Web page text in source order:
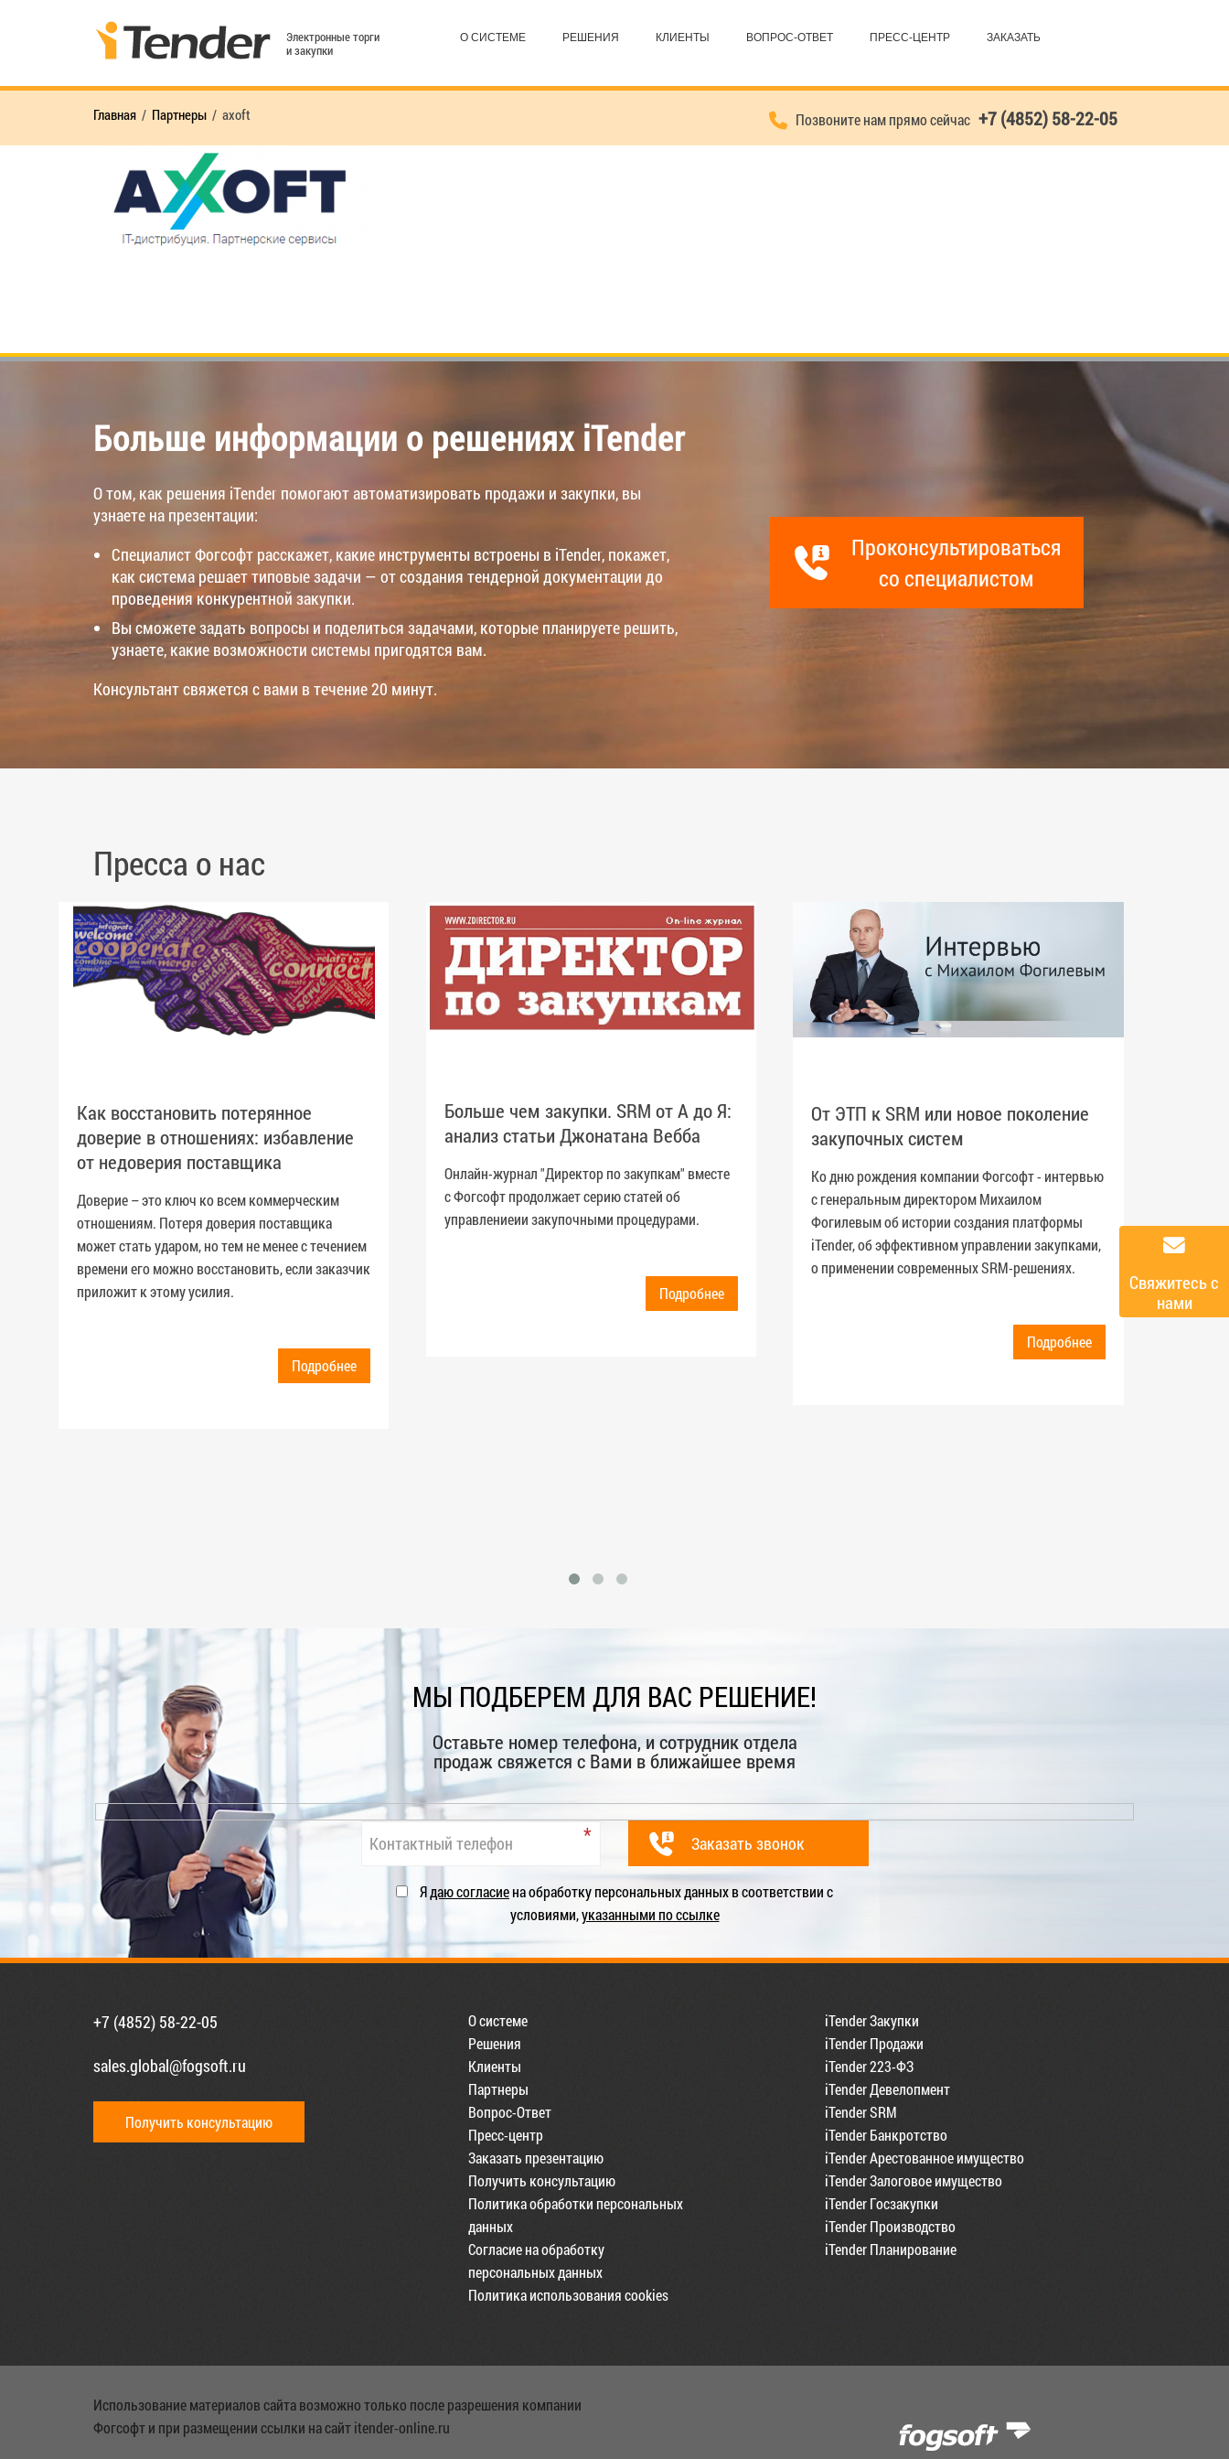
Электронные торги
и закупки
О СИСТЕМЕ РЕШЕНИЯ КЛИЕНТЫ ВОПРОС-ОТВЕТ ПРЕСС-ЦЕНТР ЗАКАЗАТЬ
Главная Партнеры axoft Позвоните нам прямо сейчас +7 (4852) 58-22-05
Cвяжитесь с
нами
Больше информации о решениях iTender
О том, как решения iTender помогают автоматизировать продажи и закупки, вы
узнаете на презентации:
Специалист Фогсофт расскажет, какие инструменты встроены в iTender, покажет,
как система решает типовые задачи — от создания тендерной документации до
проведения конкурентной закупки.
Вы сможете задать вопросы и поделиться задачами, которые планируете решить,
узнаете, какие возможности системы пригодятся вам.
Консультант свяжется с вами в течение 20 минут.
Проконсультироваться
со специалистом
Пресса о нас
Как восстановить потерянное
доверие в отношениях: избавление
от недоверия поставщика
Доверие – это ключ ко всем коммерческим
отношениям. Потеря доверия поставщика
может стать ударом, но тем не менее с течением
времени его можно восстановить, если заказчик
приложит к этому усилия.
Подробнее
Больше чем закупки. SRM от А до Я:
анализ статьи Джонатана Вебба
Онлайн-журнал "Директор по закупкам" вместе
с Фогсофт продолжает серию статей об
управлениеии закупочными процедурами.
Подробнее
От ЭТП к SRM или новое поколение
закупочных систем
Ко дню рождения компании Фогсофт - интервью
с генеральным директором Михаилом
Фогилевым об истории создания платформы
iTender, об эффективном управлении закупками,
о применении современных SRM-решениях.
Подробнее
МЫ ПОДБЕРЕМ ДЛЯ ВАС РЕШЕНИЕ!
Оставьте номер телефона, и сотрудник отдела
продаж свяжется с Вами в ближайшее время
Ядаю согласиена обработку персональных данных в соответствии с
условиями,указанными по ссылке
+7 (4852) 58-22-05
sales.global@fogsoft.ru
Получить консультацию
О системе
Решения
Клиенты
Партнеры
Вопрос-Ответ
Пресс-центр
Заказать презентацию
Получить консультацию
Политика обработки персональных
данных
Согласие на обработку
персональных данных
Политика использования cookies
iTender Закупки
iTender Продажи
iTender 223-ФЗ
iTender Девелопмент
iTender SRM
iTender Банкротство
iTender Арестованное имущество
iTender Залоговое имущество
iTender Госзакупки
iTender Производство
iTender Планирование
Использование материалов сайта возможно только после разрешения компании
Фогсофт и при размещении ссылки на сайт itender-online.ru